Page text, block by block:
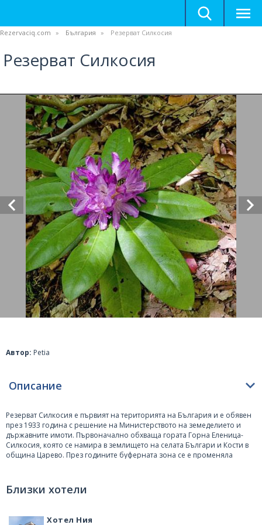
Rezervaciq.com България Резерват Силкосия
Резерват Силкосия
Автор: Petia
Описание
Резерват Силкосия е първият на територията на България и е обявен
през 1933 година с решение на Министерството на земеделието и
държавните имоти. Първоначално обхваща гората Горна Еленица-
Силкосия, която се намира в землището на селата Българи и Кости в
община Царево. През годините буферната зона се е променяла
Днес резерватът пази растителното и животинското богатство на
Странджа, които са безценни. Намира се между 100 и 250 метра
жълтоземно-подзолистите почви. Тук може да се види изключително
Близки хотели
Хотел Ния